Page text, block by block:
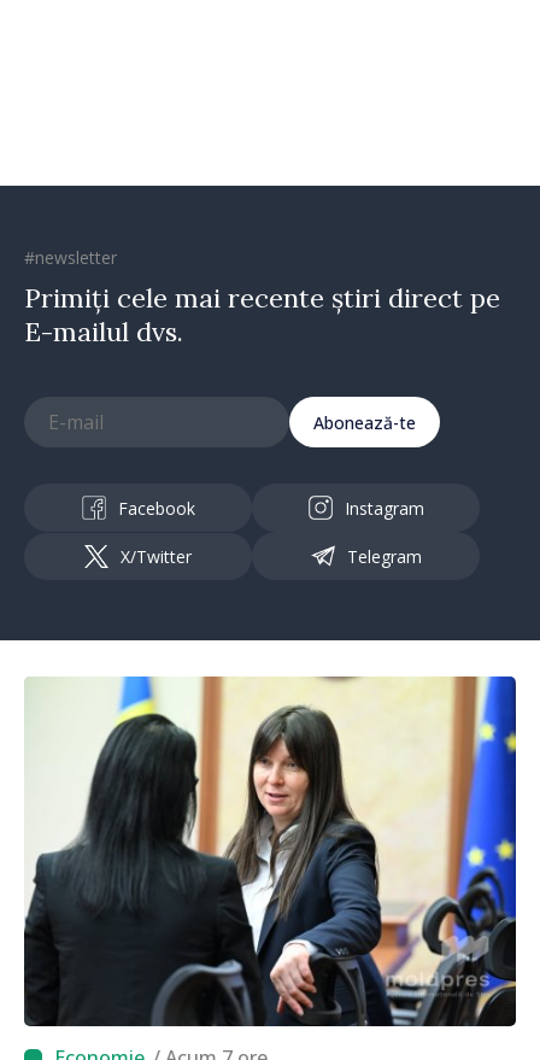
#newsletter
Primiți cele mai recente știri direct pe
E-mailul dvs.
Abonează-te
Facebook Instagram
X/Twitter Telegram